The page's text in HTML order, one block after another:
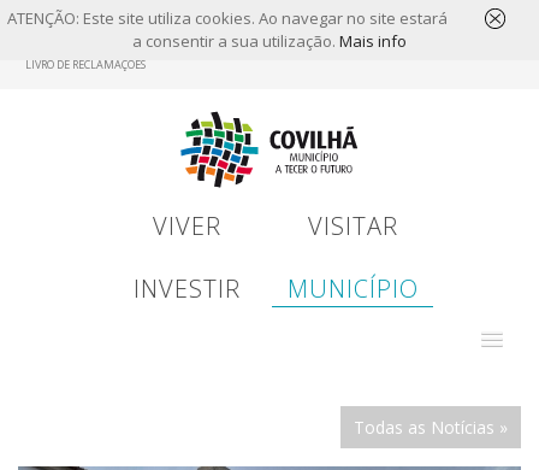
ATENÇÃO: Este site utiliza cookies. Ao navegar no site estará
a consentir a sua utilização. Mais info
LIVRO DE RECLAMAÇÕES
VIVER
VISITAR
INVESTIR
MUNICÍPIO
Todas as Notícias »